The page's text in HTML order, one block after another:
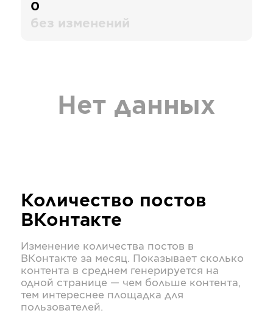
0
без изменений
Нет данных
Количество постов
ВКонтакте
Изменение количества постов в
ВКонтакте за месяц. Показывает сколько
контента в среднем генерируется на
одной странице — чем больше контента,
тем интереснее площадка для
пользователей.